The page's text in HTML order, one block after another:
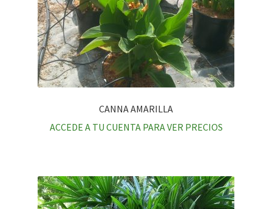
CANNA AMARILLA
ACCEDE A TU CUENTA PARA VER PRECIOS